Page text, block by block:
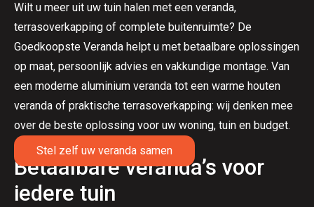
Wilt u meer uit uw tuin halen met een veranda,
terrasoverkapping of complete buitenruimte? De
Goedkoopste Veranda helpt u met betaalbare oplossingen
op maat, persoonlijk advies en vakkundige montage. Van
een moderne aluminium veranda tot een warme houten
veranda of praktische terrasoverkapping: wij denken mee
over de beste oplossing voor uw woning, tuin en budget.
Stel zelf uw veranda samen
Betaalbare veranda’s voor
iedere tuin